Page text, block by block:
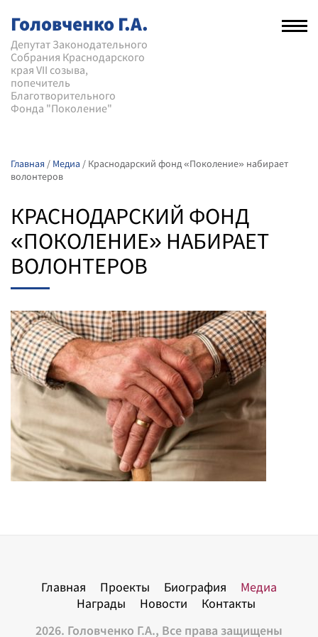
Головченко Г.А.
Депутат Законодательного
Собрания Краснодарского
края VII созыва,
попечитель
Благотворительного
Фонда "Поколение"
Главная / Медиа / Краснодарский фонд «Поколение» набирает
волонтеров
КРАСНОДАРСКИЙ ФОНД
«ПОКОЛЕНИЕ» НАБИРАЕТ
ВОЛОНТЕРОВ
2026. Головченко Г.А., Все права защищены
Главная Проекты Биография
Медиа
Награды
Новости Контакты